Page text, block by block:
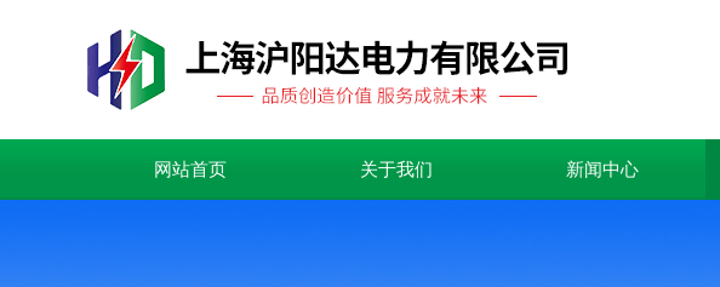
网站首页 关于我们 新闻中心